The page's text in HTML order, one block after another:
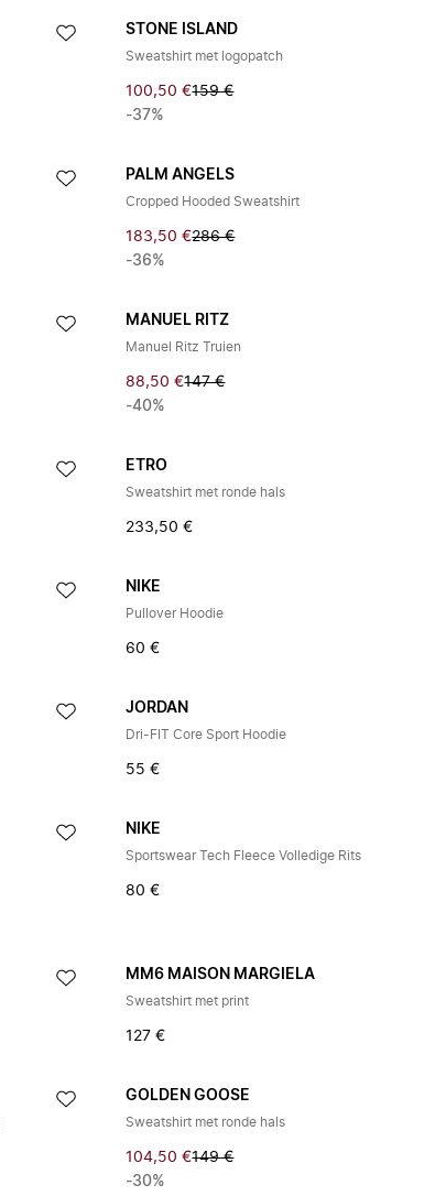
STONE ISLAND
Sweatshirt met logopatch
100,50 €159 €
-37%
PALM ANGELS
Cropped Hooded Sweatshirt
183,50 €286 €
-36%
MANUEL RITZ
Manuel Ritz Truien
88,50 €147 €
-40%
ETRO
Sweatshirt met ronde hals
233,50 €
NIKE
Pullover Hoodie
60 €
JORDAN
Dri-FIT Core Sport Hoodie
55 €
NIKE
Sportswear Tech Fleece Volledige Rits
80 €
MM6 MAISON MARGIELA
Sweatshirt met print
127 €
GOLDEN GOOSE
Sweatshirt met ronde hals
104,50 €149 €
-30%